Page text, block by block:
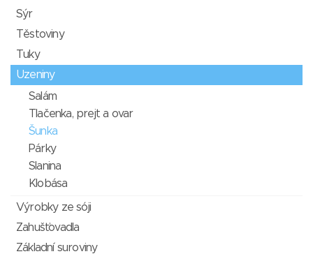
Sýr
Těstoviny
Tuky
Uzeniny
Salám
Tlačenka, prejt a ovar
Šunka
Párky
Slanina
Klobása
Výrobky ze sóji
Zahušťovadla
Základní suroviny